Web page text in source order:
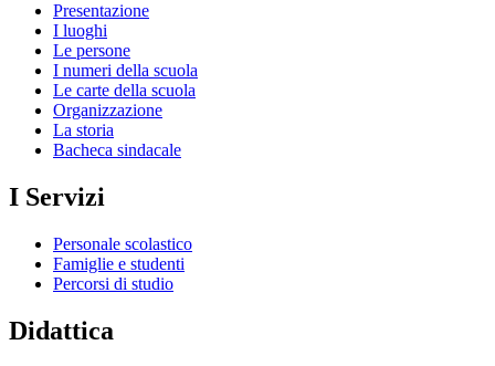
Presentazione
I luoghi
Le persone
I numeri della scuola
Le carte della scuola
Organizzazione
La storia
Bacheca sindacale
I Servizi
Personale scolastico
Famiglie e studenti
Percorsi di studio
Didattica